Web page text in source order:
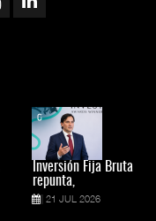
Inversión Fija Bruta
repunta,
21 JUL 2026